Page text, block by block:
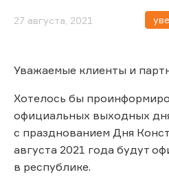
27 августа, 2021
Уважаемые клиенты и
Хотелось бы
официальных выходных
с празднованием Дня
августа 2021 года будут
в республике.